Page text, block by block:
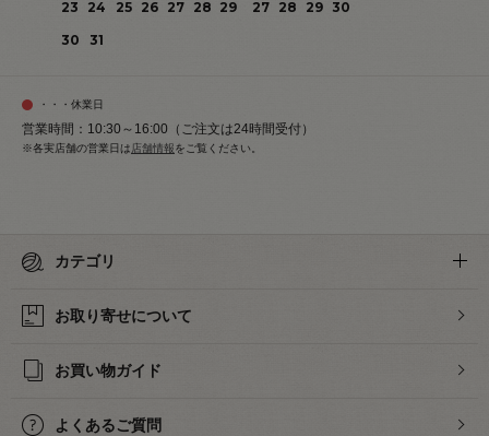
23
24 25 26 27 28 29
30
31
27 28 29 30
・・・休業日
営業時間：10:30～16:00（ご注文は24時間受付）
※各実店舗の営業日は 店舗情報をご覧ください。
カテゴリ
お取り寄せについて
お買い物ガイド
よくあるご質問